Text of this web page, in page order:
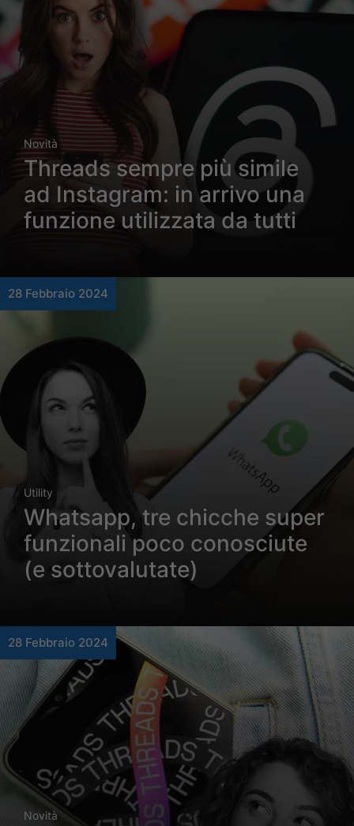
Novità
Threads sempre più simile
ad Instagram: in arrivo una
funzione utilizzata da tutti
28 Febbraio 2024
Utility
Whatsapp, tre chicche super
funzionali poco conosciute
(e sottovalutate)
28 Febbraio 2024
Novità